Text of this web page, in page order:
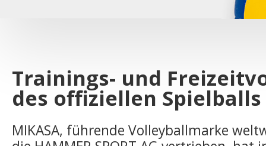
Trainings- und
des offiziellen Spielballs
MIKASA, führende Volleyballmarke